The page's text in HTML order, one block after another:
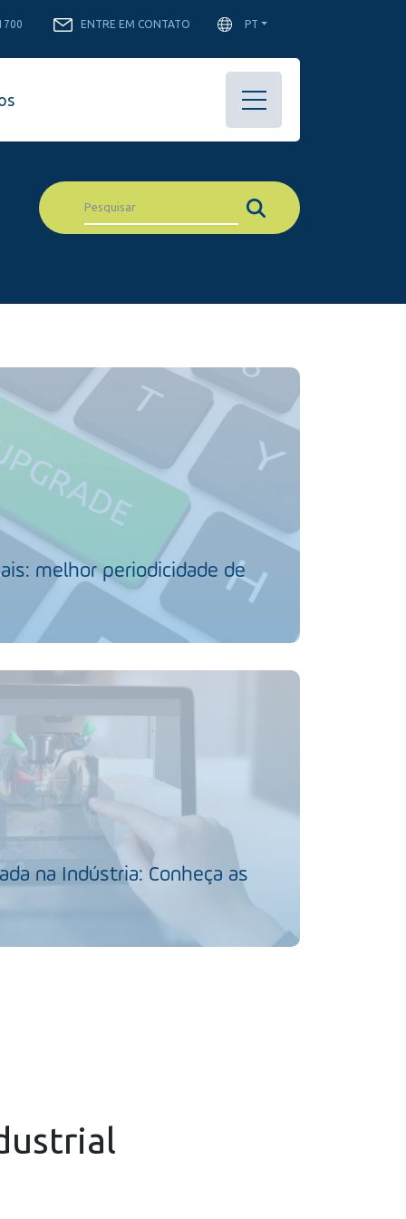
ENTRE EM CONTATO PT
melhor periodicidade de
na Indústria: Conheça as